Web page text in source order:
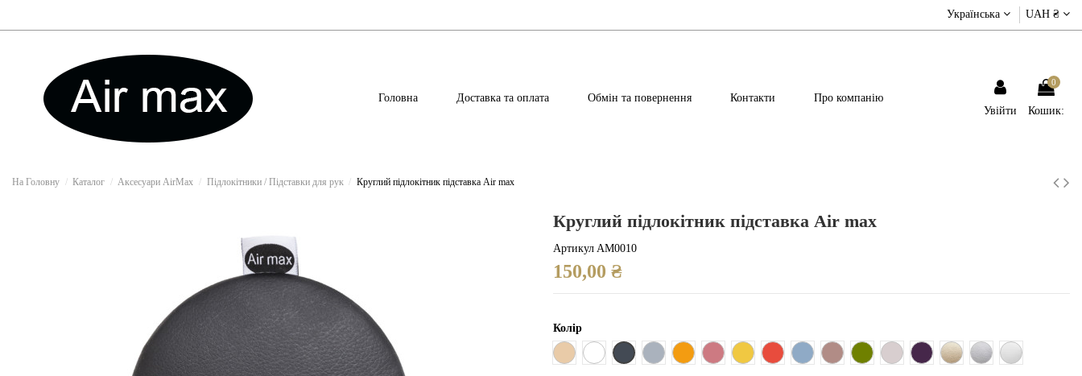
Українська UAH ₴
Головна Доставка та оплата Обмін та повернення Контакти
Про компанію
Увійти
0
Кошик:
На Головну Каталог Аксесуари AirMax Підлокітники / Підставки для рук Круглий підлокітник підставка Air max
Круглий підлокітник підставка Air max
Артикул AM0010
150,00 ₴
Колір
БежевийБілий Чорний Сірий Помаранчевий
Рожево-терракотовий
Жовтий ЧервонийБлакитнийБежево-рожевий
Хакі Світло - рожевий
Фіолетовий
ЗолотийСрібнийБілий металік